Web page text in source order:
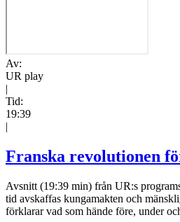
Av:
UR play
|
Tid:
19:39
|
Franska revolutionen
Avsnitt (19:39 min) från UR:s
tid avskaffas kungamakten och
förklarar vad som hände före, under